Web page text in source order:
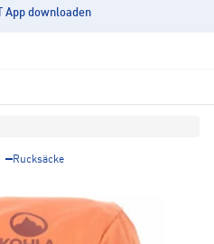
App downloaden
Rucksäcke